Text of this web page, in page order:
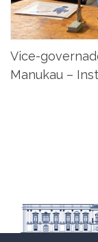
Vice-
Manukau –